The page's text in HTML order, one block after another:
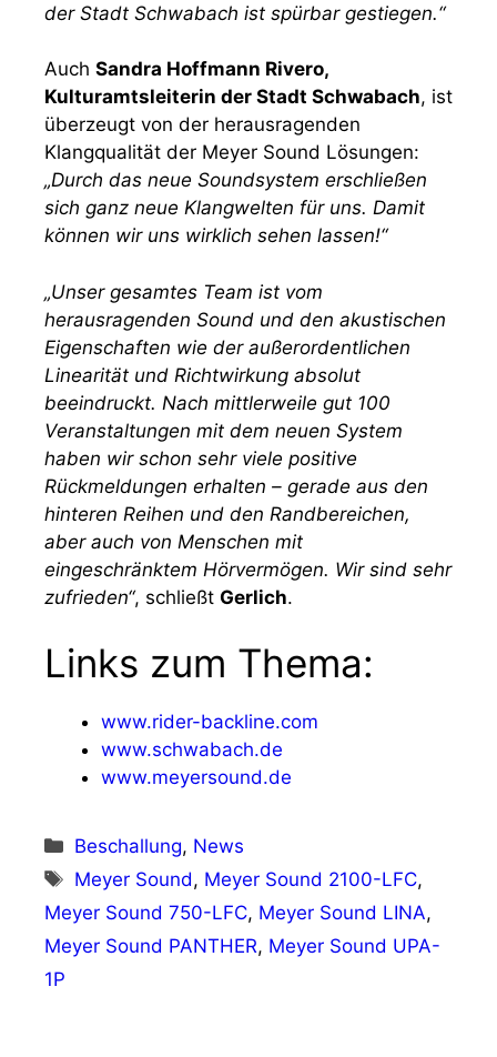
der Stadt Schwabach ist spürbar gestiegen.“
Auch Sandra Hoffmann Rivero,
Kulturamtsleiterin der Stadt Schwabach, ist
überzeugt von der herausragenden
Klangqualität der Meyer Sound Lösungen:
„Durch das neue Soundsystem erschließen
sich ganz neue Klangwelten für uns. Damit
können wir uns wirklich sehen lassen!“
„Unser gesamtes Team ist vom
herausragenden Sound und den akustischen
Eigenschaften wie der außerordentlichen
Linearität und Richtwirkung absolut
beeindruckt. Nach mittlerweile gut 100
Veranstaltungen mit dem neuen System
haben wir schon sehr viele positive
Rückmeldungen erhalten – gerade aus den
hinteren Reihen und den Randbereichen,
aber auch von Menschen mit
eingeschränktem Hörvermögen. Wir sind sehr
zufrieden“, schließt Gerlich.
Links zum Thema:
www.rider-backline.com
www.schwabach.de
www.meyersound.de
Kategorien
Beschallung, News
Schlagwörter
Meyer Sound, Meyer Sound 2100-LFC,
Meyer Sound 750-LFC, Meyer Sound LINA,
Meyer Sound PANTHER, Meyer Sound UPA-
1P